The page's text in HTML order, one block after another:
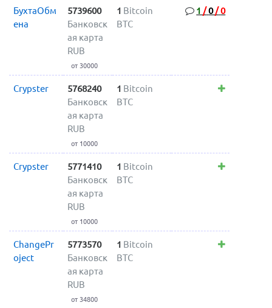
БухтаОбм
ена
5739600
Банковск
ая карта
RUB
от 30000
1 Bitcoin
BTC
1 /0/0
Crypster
5768240
Банковск
ая карта
RUB
от 10000
1 Bitcoin
BTC
Crypster
5771410
Банковск
ая карта
RUB
от 10000
1 Bitcoin
BTC
ChangePr
oject
5773570
Банковск
ая карта
RUB
от 34800
1 Bitcoin
BTC